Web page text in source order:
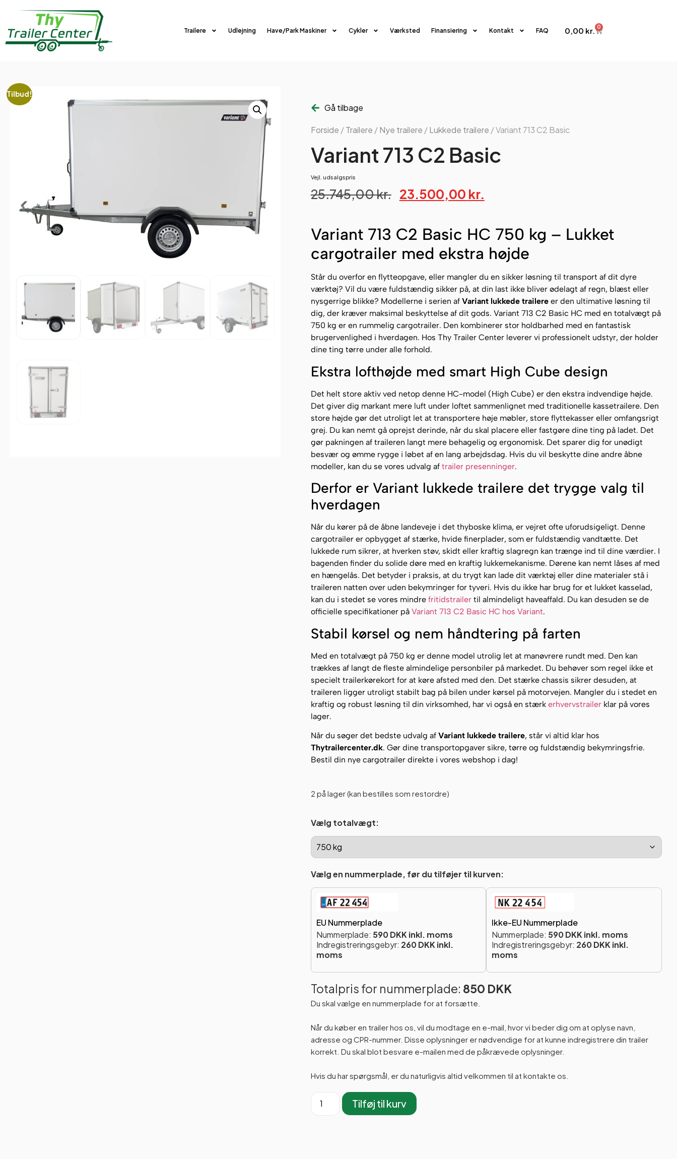
Trailere Udlejning Have/Park Maskiner Cykler Værksted Finansiering Kontakt FAQ 0,00 kr. 0
Tilbud!
Gå tilbage
Forside /Trailere /Nye trailere /Lukkede trailere / Variant 713 C2 Basic
Variant 713 C2 Basic
Vejl. udsalgspris
25.745,00kr. 23.500,00 kr.
Variant 713 C2 Basic HC 750 kg – Lukket
cargotrailer med ekstra højde
Står du overfor en flytteopgave, eller mangler du en sikker løsning til transport af dit dyre
værktøj? Vil du være fuldstændig sikker på, at din last ikke bliver ødelagt af regn, blæst eller
nysgerrige blikke? Modellerne i serien af Variant lukkede trailereer den ultimative løsning til
dig, der kræver maksimal beskyttelse af dit gods. Variant 713 C2 Basic HC med en totalvægt på
750 kg er en rummelig cargotrailer. Den kombinerer stor holdbarhed med en fantastisk
brugervenlighed i hverdagen. Hos Thy Trailer Center leverer vi professionelt udstyr, der holder
dine ting tørre under alle forhold.
Ekstra lofthøjde med smart High Cube design
Det helt store aktiv ved netop denne HC-model (High Cube) er den ekstra indvendige højde.
Det giver dig markant mere luft under loftet sammenlignet med traditionelle kassetrailere. Den
store højde gør det utroligt let at transportere høje møbler, store flyttekasser eller omfangsrigt
grej. Du kan nemt gå oprejst derinde, når du skal placere eller fastgøre dine ting på ladet. Det
gør pakningen af traileren langt mere behagelig og ergonomisk. Det sparer dig for unødigt
besvær og ømme rygge i løbet af en lang arbejdsdag. Hvis du vil beskytte dine andre åbne
modeller, kan du se vores udvalg af trailer presenninger.
Derfor er Variant lukkede trailere det trygge valg til
hverdagen
Når du kører på de åbne landeveje i det thyboske klima, er vejret ofte uforudsigeligt. Denne
cargotrailer er opbygget af stærke, hvide finerplader, som er fuldstændig vandtætte. Det
lukkede rum sikrer, at hverken støv, skidt eller kraftig slagregn kan trænge ind til dine værdier. I
bagenden finder du solide døre med en kraftig lukkemekanisme. Dørene kan nemt låses af med
en hængelås. Det betyder i praksis, at du trygt kan lade dit værktøj eller dine materialer stå i
traileren natten over uden bekymringer for tyveri. Hvis du ikke har brug for et lukket kasselad,
kan du i stedet se vores mindre fritidstrailertil almindeligt haveaffald. Du kan desuden se de
officielle specifikationer på Variant 713 C2 Basic HC hos Variant.
Stabil kørsel og nem håndtering på farten
Med en totalvægt på 750 kg er denne model utrolig let at manøvrere rundt med. Den kan
trækkes af langt de fleste almindelige personbiler på markedet. Du behøver som regel ikke et
specielt trailerkørekort for at køre afsted med den. Det stærke chassis sikrer desuden, at
traileren ligger utroligt stabilt bag på bilen under kørsel på motorvejen. Mangler du i stedet en
kraftig og robust løsning til din virksomhed, har vi også en stærk erhvervstrailerklar på vores
lager.
Når du søger det bedste udvalg af Variant lukkede trailere, står vi altid klar hos
Thytrailercenter.dk. Gør dine transportopgaver sikre, tørre og fuldstændig bekymringsfrie.
Bestil din nye cargotrailer direkte i vores webshop i dag!
2 på lager (kan bestilles som restordre)
Vælg totalvægt:
Vælg en nummerplade, før du tilføjer til kurven:
EU Nummerplade
Nummerplade: 590 DKK inkl. moms
Indregistreringsgebyr: 260 DKK inkl.
moms
Ikke-EU Nummerplade
Nummerplade: 590 DKK inkl. moms
Indregistreringsgebyr: 260 DKK inkl.
moms
Totalpris for nummerplade: 850 DKK
Du skal vælge en nummerplade for at forsætte.
Når du køber en trailer hos os, vil du modtage en e-mail, hvor vi beder dig om at oplyse navn,
adresse og CPR-nummer. Disse oplysninger er nødvendige for at kunne indregistrere din trailer
korrekt. Du skal blot besvare e-mailen med de påkrævede oplysninger.
Hvis du har spørgsmål, er du naturligvis altid velkommen til at kontakte os.
Tilføj til kurv